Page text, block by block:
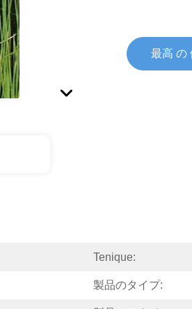
最高 の
Tenique:
製品のタイプ: